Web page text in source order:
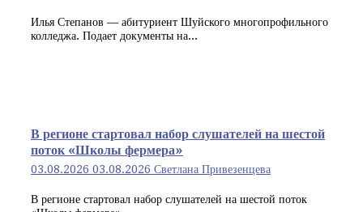
Илья Степанов — абитуриент Шуйского многопрофильного
колледжа. Подает документы на...
В регионе стартовал набор слушателей на шестой
поток «Школы фермера»
03.08.2026 03.08.2026 Светлана Привезенцева
В регионе стартовал набор слушателей на шестой поток